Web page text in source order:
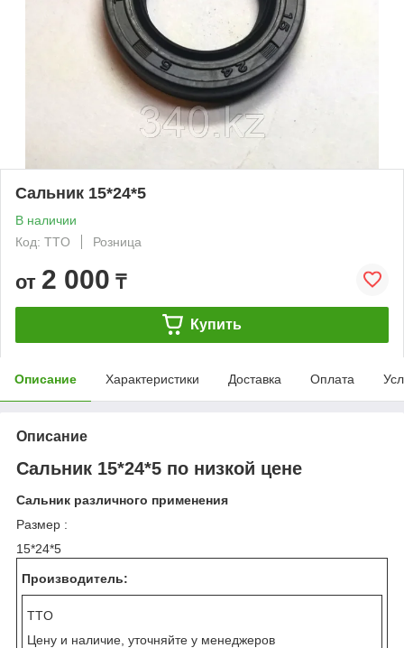
Сальник 15*24*5
В наличии
Код: TTO
Розница
от 2 000 ₸
Купить
Описание Характеристики Доставка Оплата
Описание
Сальник 15*24*5 по низкой цене
Сальник различного применения
Размер :
15*24*5
Производитель:
TTO
Цену и наличие, уточняйте у менеджеров